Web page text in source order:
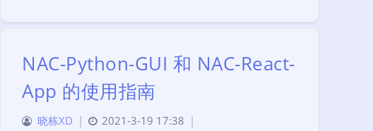
NAC-Python-GUI 和 NAC-React-
App 的使用指南
晓栋XD | 2021-3-19 17:38 |